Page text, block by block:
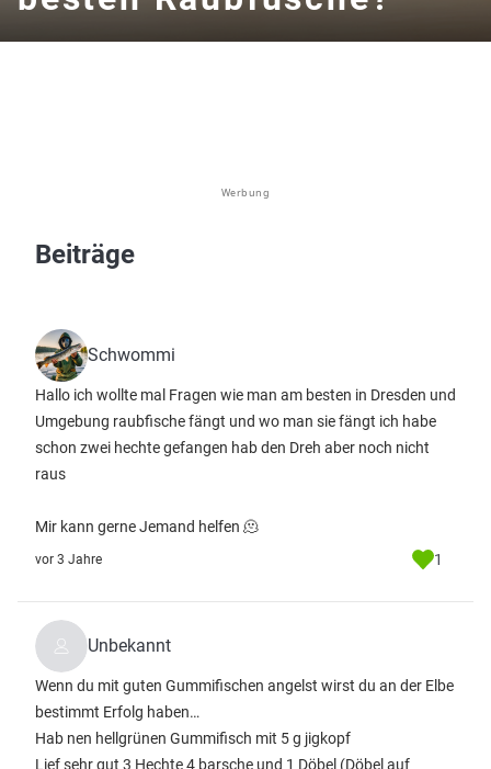
Werbung
Beiträge
Schwommi
Hallo ich wollte mal Fragen wie man am besten in Dresden und
Umgebung raubfische fängt und wo man sie fängt ich habe
schon zwei hechte gefangen hab den Dreh aber noch nicht
raus
Mir kann gerne Jemand helfen 🫠
vor 3 Jahre 1
Unbekannt
Wenn du mit guten Gummifischen angelst wirst du an der Elbe
bestimmt Erfolg haben…
Hab nen hellgrünen Gummifisch mit 5 g jigkopf
Lief sehr gut 3 Hechte 4 barsche und 1 Döbel (Döbel auf